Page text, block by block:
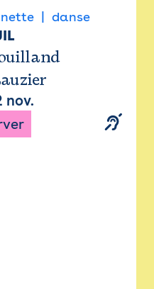
danse
nov.